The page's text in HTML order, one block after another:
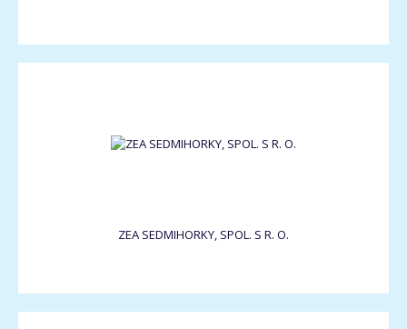
ZEA SEDMIHORKY, SPOL. S R. O.